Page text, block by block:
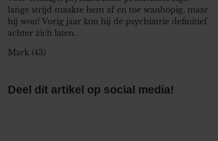
lange strijd maakte hem af en toe wanhopig, maar
hij won! Vorig jaar kon hij de psychiatrie definitief
achter zich laten.
Mark (43)
Deel dit artikel op social media!